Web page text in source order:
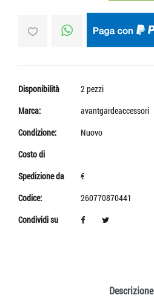
Disponibilità
2 pezzi
Marca:
avantgardeaccessori
Condizione:
Nuovo
Costo di
Spedizione da
€
Codice:
260770870441
Condividi su
Descrizione